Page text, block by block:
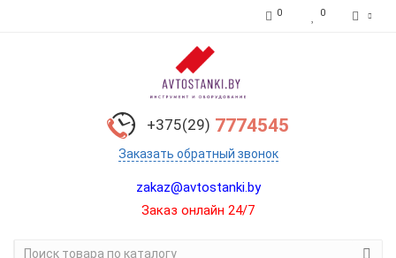
0 0
+375(29) 7774545
Заказать обратный звонок
zakaz@avtostanki.by
Заказ онлайн 24/7